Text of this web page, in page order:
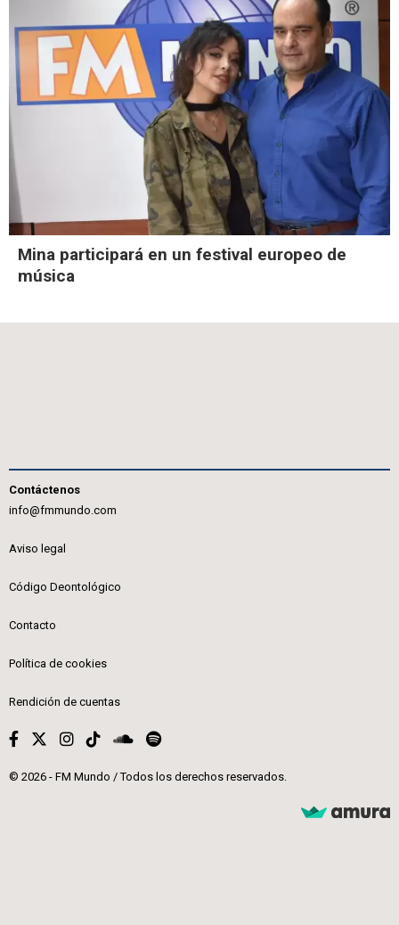
Mina participará en un festival europeo de
música
Contáctenos
info@fmmundo.com
Aviso legal
Código Deontológico
Contacto
Política de cookies
Rendición de cuentas
© 2026 - FM Mundo / Todos los derechos reservados.